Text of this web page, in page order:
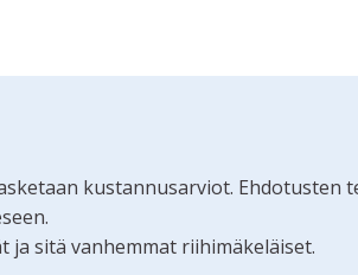
kustannusarviot. Ehdotusten
ja sitä vanhemmat riihimäkeläiset.